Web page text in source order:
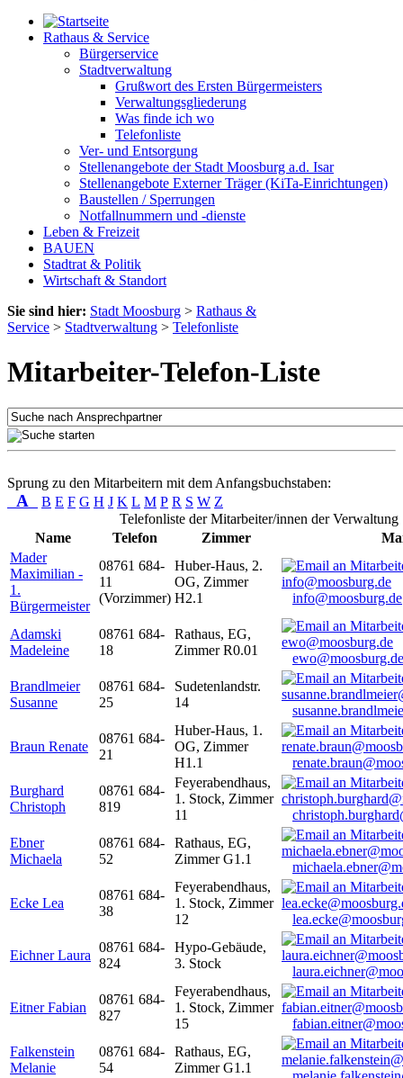
Rathaus & Service
Bürgerservice
Stadtverwaltung
Grußwort des Ersten Bürgermeisters
Verwaltungsgliederung
Was finde ich wo
Telefonliste
Ver- und Entsorgung
Stellenangebote der Stadt Moosburg a.d. Isar
Stellenangebote Externer Träger (KiTa-Einrichtungen)
Baustellen / Sperrungen
Notfallnummern und -dienste
Leben & Freizeit
BAUEN
Stadtrat & Politik
Wirtschaft & Standort
Sie sind hier: Stadt Moosburg > Rathaus &
Service > Stadtverwaltung > Telefonliste
Mitarbeiter-Telefon-Liste
Sprung zu den Mitarbeitern mit dem Anfangsbuchstaben:
A B E F G H J K L M P R S W Z
Telefonliste der Mitarbeiter/innen der Verwaltung
Name
Telefon Zimmer
Mader
Maximilian -
1.
Bürgermeister
08761 684-
11
(Vorzimmer)
Huber-Haus, 2.
OG, Zimmer
H2.1
info@moosburg.de
Adamski
Madeleine
08761 684-
18
Rathaus, EG,
Zimmer R0.01
ewo@moosburg.de
Brandlmeier
Susanne
08761 684-
25
Sudetenlandstr.
14
Braun Renate
08761 684-
21
Huber-Haus, 1.
OG, Zimmer
H1.1
Burghard
Christoph
08761 684-
819
Feyerabendhaus,
1. Stock, Zimmer
11
Ebner
Michaela
08761 684-
52
Rathaus, EG,
Zimmer G1.1
Ecke Lea
08761 684-
38
Feyerabendhaus,
1. Stock, Zimmer
12
Eichner Laura
08761 684-
824
Hypo-Gebäude,
3. Stock
Eitner Fabian
08761 684-
827
Feyerabendhaus,
1. Stock, Zimmer
15
Falkenstein
Melanie
08761 684-
54
Rathaus, EG,
Zimmer G1.1